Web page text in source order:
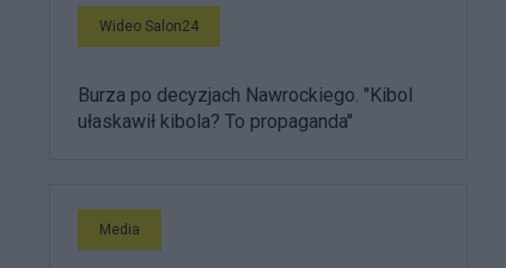
Wideo Salon24
Burza po decyzjach Nawrockiego. "Kibol
ułaskawił kibola? To propaganda"
Media